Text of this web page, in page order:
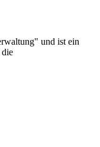
und ist ein